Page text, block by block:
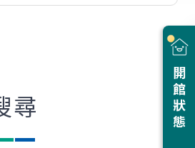
開館狀態
尋